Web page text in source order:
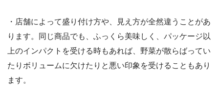
・店舗によって盛り付け方や、見え方が全然違うことがあ
ります。同じ商品でも、ふっくら美味しく、パッケージ以
上のインパクトを受ける時もあれば、野菜が散らばってい
たりボリュームに欠けたりと悪い印象を受けることもあり
ます。